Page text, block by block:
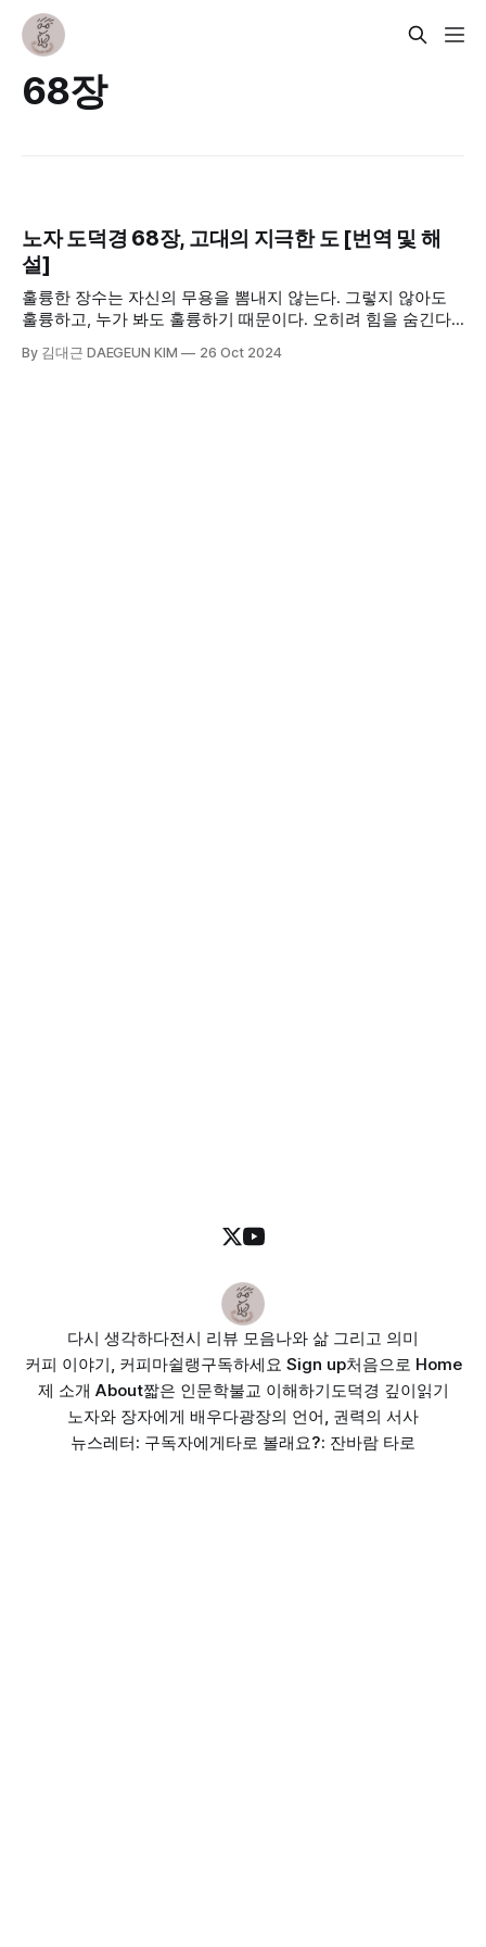
68장
노자 도덕경 68장, 고대의 지극한 도 [번역 및 해
설]
훌륭한 장수는 자신의 무용을 뽐내지 않는다. 그렇지 않아도
훌륭하고, 누가 봐도 훌륭하기 때문이다. 오히려 힘을 숨긴다.
로를 안겨주기 때문이다. 무엇보다 경거망동하지 않기 위해 스
By 김대근 DAEGEUN KIM 26 Oct 2024
다시 생각하다전시 리뷰 모음나와 삶 그리고 의미
커피 이야기, 커피마쉴랭구독하세요 Sign up처음으로 Home
제 소개 About짧은 인문학불교 이해하기도덕경 깊이읽기
노자와 장자에게 배우다광장의 언어, 권력의 서사
뉴스레터: 구독자에게타로 볼래요?: 잔바람 타로